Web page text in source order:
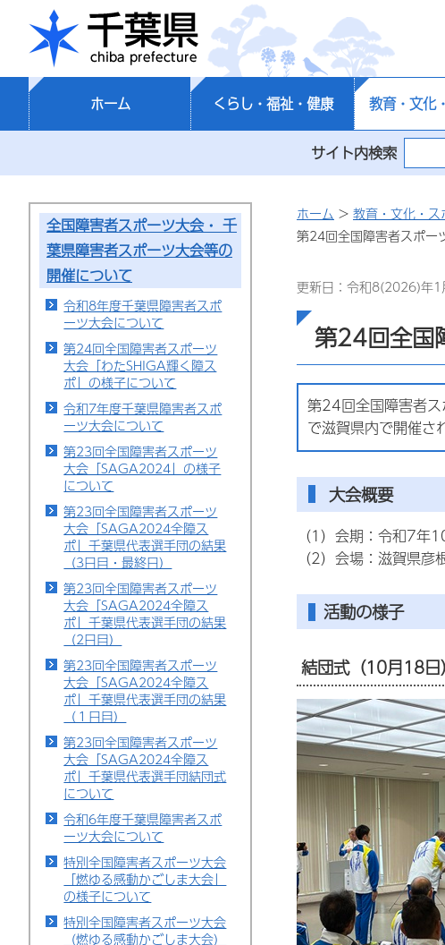
千葉県
ホーム くらし・福祉・健康 教育・文化
サイト内検索
全国障害者スポーツ大会・ 千
葉県障害者スポーツ大会等の
開催について
令和8年度千葉県障害者スポ
ーツ大会について
第24回全国障害者スポーツ
大会「わたSHIGA輝く障ス
ポ」の様子について
令和7年度千葉県障害者スポ
ーツ大会について
第23回全国障害者スポーツ
大会「SAGA2024」の様子
について
第23回全国障害者スポーツ
大会「SAGA2024全障ス
ポ」千葉県代表選手団の結果
（3日目・最終日）
第23回全国障害者スポーツ
大会「SAGA2024全障ス
ポ」千葉県代表選手団の結果
（2日目）
第23回全国障害者スポーツ
大会「SAGA2024全障ス
ポ」千葉県代表選手団の結果
（１日目）
第23回全国障害者スポーツ
大会「SAGA2024全障ス
ポ」千葉県代表選手団結団式
について
令和6年度千葉県障害者スポ
ーツ大会について
特別全国障害者スポーツ大会
「燃ゆる感動かごしま大会」
の様子について
特別全国障害者スポーツ大会
（燃ゆる感動かごしま大会）
ホーム > 教育・文化・ス
第24回全国障害者スポー
更新日：令和8(2026)年1
第24回全国
第24回全国障害者
で滋賀県内で開催さ
大会概要
（1）会期：令和7
（2）会場：滋賀県彦
活動の様子
結団式（10月18日）